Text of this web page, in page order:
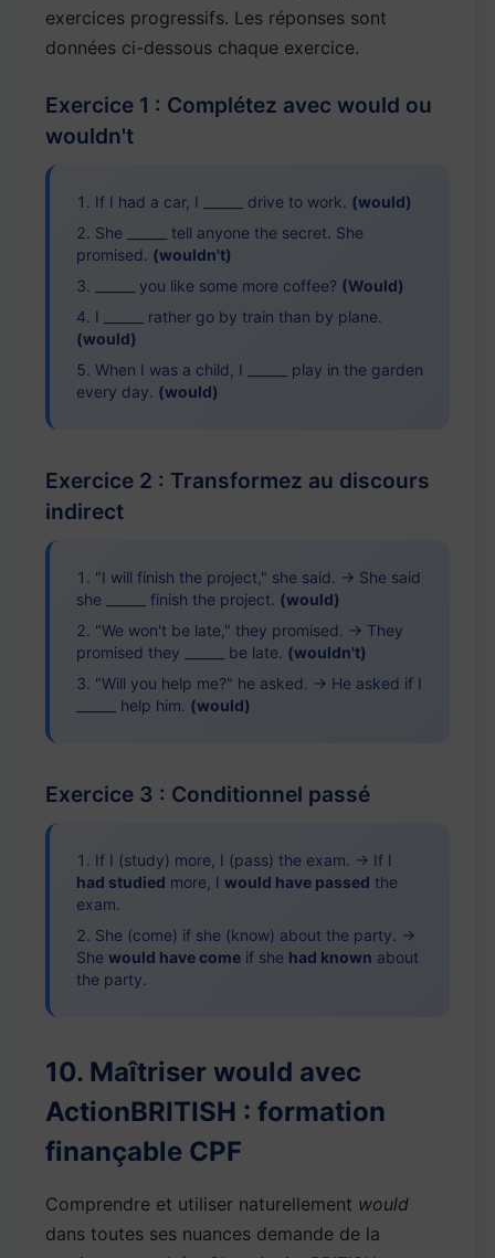
exercices progressifs. Les réponses sont
données ci-dessous chaque exercice.
Exercice 1 : Complétez avec would ou
wouldn't
If I had a car, I ______ drive to work. (would)
She ______ tell anyone the secret. She
promised. (wouldn't)
______ you like some more coffee? (Would)
I ______ rather go by train than by plane.
(would)
When I was a child, I ______ play in the garden
every day. (would)
Exercice 2 : Transformez au discours
indirect
"I will finish the project," she said. → She said
she ______ finish the project. (would)
"We won't be late," they promised. → They
promised they ______ be late. (wouldn't)
"Will you help me?" he asked. → He asked if I
______ help him. (would)
Exercice 3 : Conditionnel passé
If I (study) more, I (pass) the exam. → If I
had studied more, I would have passed the
exam.
She (come) if she (know) about the party. →
She would have come if she had known about
the party.
10. Maîtriser would avec
ActionBRITISH : formation
finançable CPF
Comprendre et utiliser naturellement would
dans toutes ses nuances demande de la